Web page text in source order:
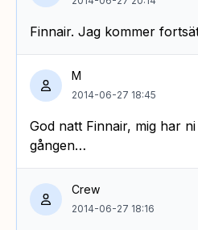
Finnair. Jag kommer
M
2014-06-27 18:45
God natt Finnair, mig har
gången…
Crew
2014-06-27 18:16